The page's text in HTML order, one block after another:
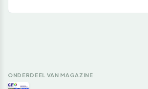
ONDERDEEL VAN MAGAZINE